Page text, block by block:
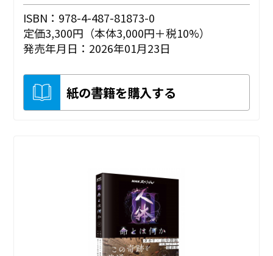
ISBN：978-4-487-81873-0
定価3,300円（本体3,000円＋税10%）
発売年月日：2026年01月23日
紙の書籍を購入する